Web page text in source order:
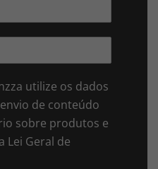
utilize os dados
de conteúdo
sobre produtos e
Lei Geral de